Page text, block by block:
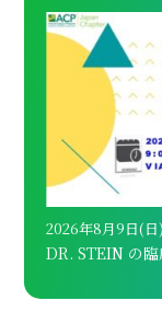
2026年8月9日(日
DR. STEIN の